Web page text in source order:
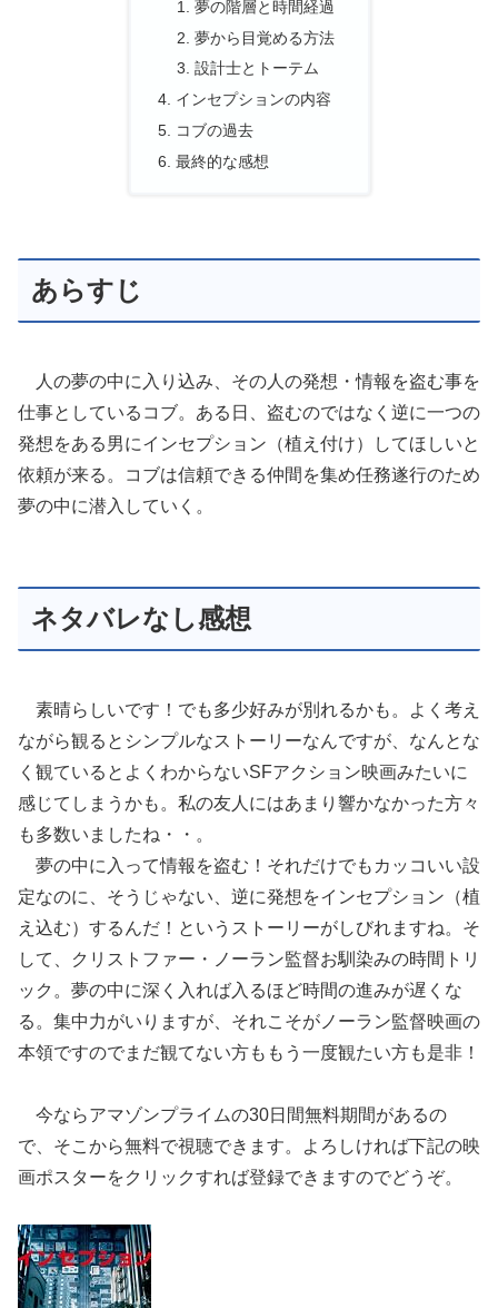
夢の階層と時間経過
夢から目覚める方法
設計士とトーテム
インセプションの内容
コブの過去
最終的な感想
あらすじ
人の夢の中に入り込み、その人の発想・情報を盗む事を
仕事としているコブ。ある日、盗むのではなく逆に一つの
発想をある男にインセプション（植え付け）してほしいと
依頼が来る。コブは信頼できる仲間を集め任務遂行のため
夢の中に潜入していく。
ネタバレなし感想
素晴らしいです！でも多少好みが別れるかも。よく考え
ながら観るとシンプルなストーリーなんですが、なんとな
く観ているとよくわからないSFアクション映画みたいに
感じてしまうかも。私の友人にはあまり響かなかった方々
も多数いましたね・・。
夢の中に入って情報を盗む！それだけでもカッコいい設
定なのに、そうじゃない、逆に発想をインセプション（植
え込む）するんだ！というストーリーがしびれますね。そ
して、クリストファー・ノーラン監督お馴染みの時間トリ
ック。夢の中に深く入れば入るほど時間の進みが遅くな
る。集中力がいりますが、それこそがノーラン監督映画の
本領ですのでまだ観てない方ももう一度観たい方も是非！
今ならアマゾンプライムの30日間無料期間があるの
で、そこから無料で視聴できます。よろしければ下記の映
画ポスターをクリックすれば登録できますのでどうぞ。